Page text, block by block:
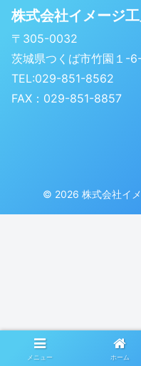
株式会社イメージ
〒305-0032
茨城県つくば市竹園１
TEL:029-851-8562
FAX：029-851-8857
© 2026 株式会社イ
メニュー ホーム